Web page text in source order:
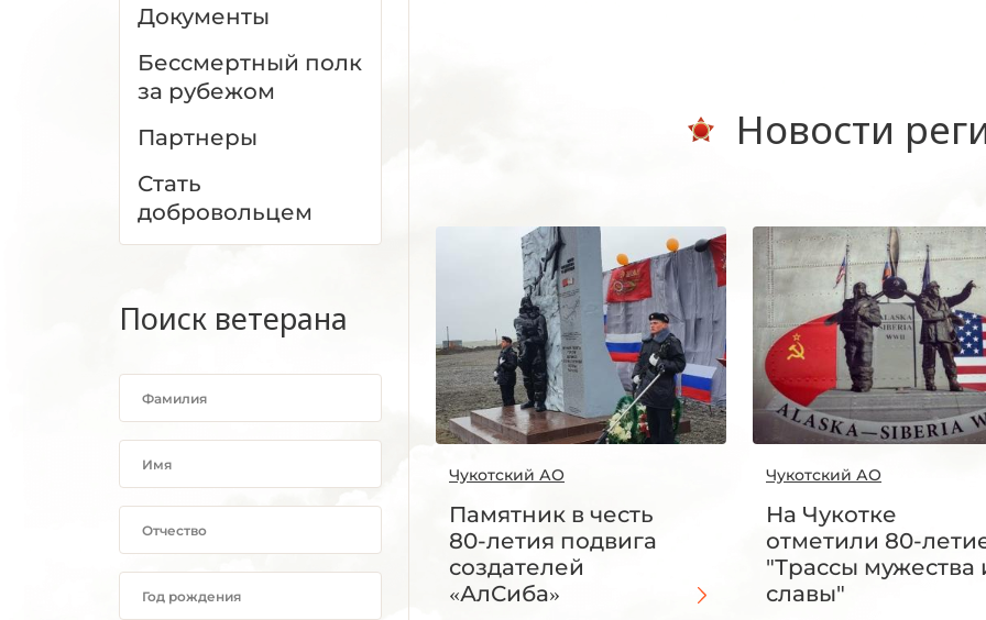
Документы
Бессмертный полк
за рубежом
Партнеры
Стать
добровольцем
Поиск ветерана
Новости
Чукотский АО
Памятник в честь
80-летия подвига
создателей
«АлСиба»
Чукотский АО
На Чукотке
отметили 80-
"Трассы мужества
славы"